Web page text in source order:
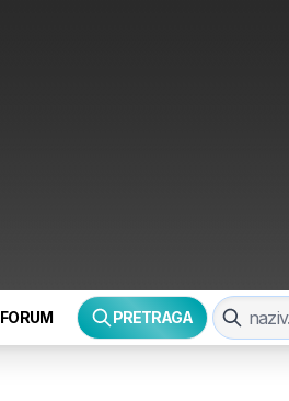
FORUM PRETRAGA